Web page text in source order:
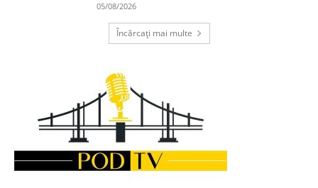
05/08/2026
Încărcați mai multe